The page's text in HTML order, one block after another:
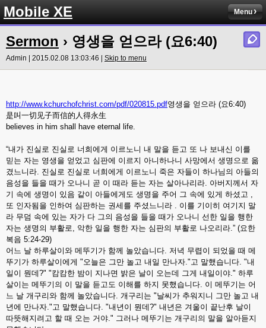
Mobile XE Menu
Sermon › 영생을 얻으라 (요6:40)
Admin | 2015.02.08 13:03:46 | Skip to menu
http://www.kchurchofchrist.com/pdf/020815.pdf영생을 얻으라 (요6:40)
是叫一切见子而信的人得永生
believes in him shall have eternal life.
“내가 진실로 진실로 너희에게 이르노니 내 말을 듣고 또 나 보내신 이를
믿는 자는 영생을 얻었고 심판에 이르지 아니하나니 사망에서 생명으로 옮
겼느니라. 진실로 진실로 너희에게 이르노니 죽은 자들이 하나님의 아들의
음성을 들을 때가 오나니 곧 이 때라 듣는 자는 살아나리라. 아버지께서 자
기 속에 생명이 있음 같이 아들에게도 생명을 주어 그 속에 있게 하셨고 ,
또 인자됨을 인하여 심판하는 권세를 주셨느니라 . 이를 기이히 여기지 말
라 무덤 속에 있는 자가 다 그의 음성을 들을 때가 오나니 선한 일을 행한
자는 생명의 부활로, 악한 일을 행한 자는 심판의 부활로 나오리라.” (요한
복음 5:24-29)
어느 날 하루살이와 메뚜기가 함께 놀았습니다. 저녁 무렵이 되었을 때 메
뚜기가 하루살이에게 "오늘은 그만 놀고 내일 만나자."고 말했습니다. "내
일이 뭔데?" "캄캄한 밤이 지나면 밝은 날이 오는데 그게 내일이야." 하루
살이는 메뚜기의 이 말을 듣고도 이해를 하지 못했습니다. 이 메뚜기는 어
느 날 개구리와 함께 놀았습니다. 개구리는 "날씨가 추워지니 그만 놀고 내
년에 만나자."고 말했습니다. "내년이 뭔데?" 내년은 겨울이 끝난후 날이
따뜻해지려고 할 때 오는 거야." 그러나 메뚜기는 개구리의 말을 알아듣지